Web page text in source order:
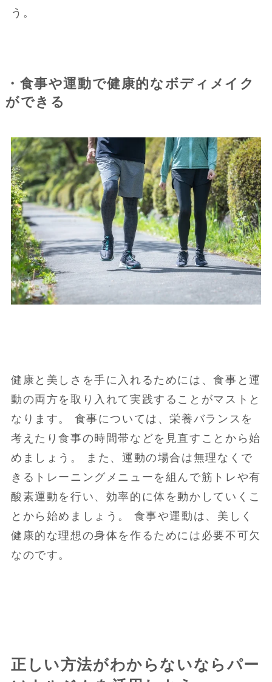
う。
・食事や運動で健康的なボディメイク
ができる
健康と美しさを手に入れるためには、食事と運
動の両方を取り入れて実践することがマストと
なります。 食事については、栄養バランスを
考えたり食事の時間帯などを見直すことから始
めましょう。 また、運動の場合は無理なくで
きるトレーニングメニューを組んで筋トレや有
酸素運動を行い、効率的に体を動かしていくこ
とから始めましょう。 食事や運動は、美しく
健康的な理想の身体を作るためには必要不可欠
なのです。
正しい方法がわからないならパー